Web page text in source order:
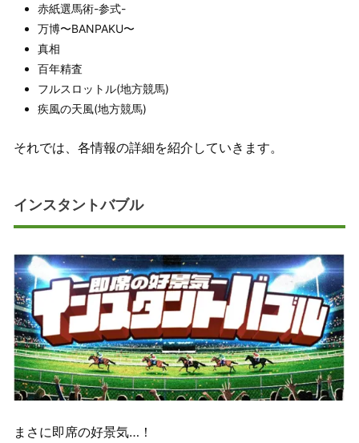
赤紙選馬術-参式-
万博〜BANPAKU〜
真相
百年精査
フルスロットル(地方競馬)
疾風の天風(地方競馬)
それでは、各情報の詳細を紹介していきます。
インスタントバブル
まさに即席の好景気…！